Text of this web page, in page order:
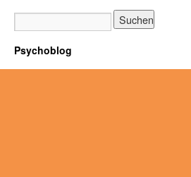
Psychoblog